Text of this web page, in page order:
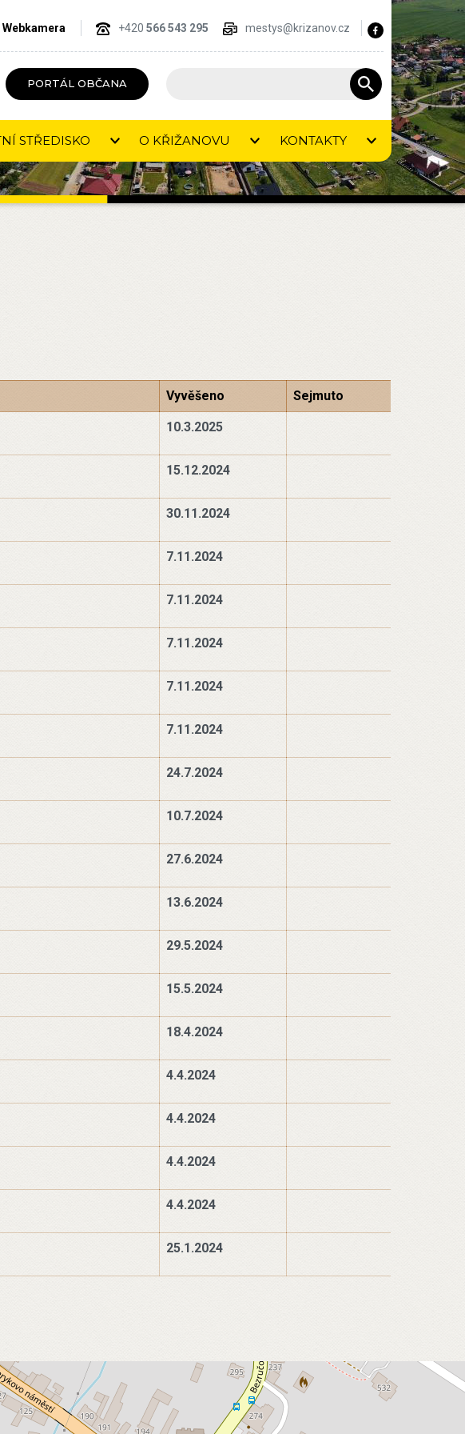
Webkamera +420 566 543 295 mestys@krizanov.cz
PORTÁL OBČANA
STŘEDISKO O KŘIŽANOVU KONTAKTY
Vyvěšeno Sejmuto
10.3.2025
15.12.2024
30.11.2024
7.11.2024
7.11.2024
7.11.2024
7.11.2024
7.11.2024
24.7.2024
10.7.2024
27.6.2024
13.6.2024
29.5.2024
15.5.2024
18.4.2024
4.4.2024
4.4.2024
4.4.2024
4.4.2024
25.1.2024